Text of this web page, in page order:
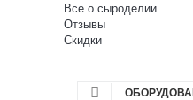
Все о сыроделии
Отзывы
Скидки